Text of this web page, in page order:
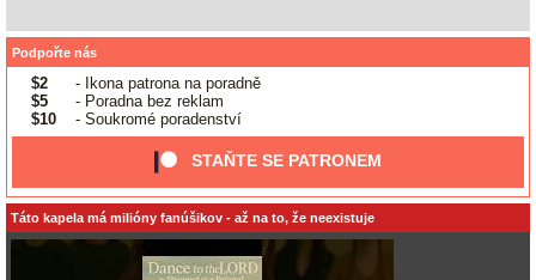
Podpořte nás
$2
- Ikona patrona na poradně
$5
- Poradna bez reklam
$10
- Soukromé poradenství
STAŇTE SE PATRONEM
Táto kapela má milióny fanúšikov - až na to, že neexistuje